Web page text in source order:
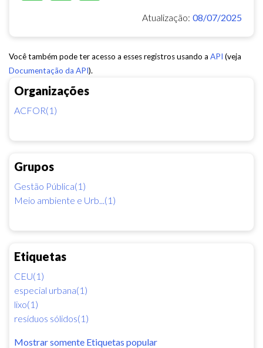
Organizações
ACFOR(1)
Grupos
Gestão Pública(1)
Meio ambiente e Urb...(1)
Etiquetas
CEU(1)
especial urbana(1)
lixo(1)
resíduos sólidos(1)
Mostrar somente Etiquetas popular
Atualização: 08/07/2025
Você também pode ter acesso a esses registros usando a API (veja
Documentação da API).